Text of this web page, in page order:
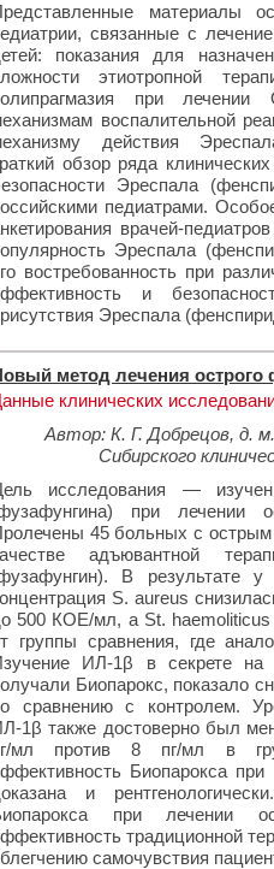
материалы
связанные с
показания для
этиотропной
при
воспалительной
действия
обзор ряда
Эреспала
педиатрами.
врачей-
Эреспала
востребованность при
и
Эреспала
метод лечения острого
клинических
Автор: К. Г. Добрецов, д.
Сибирского
исследования —
при лечении
45 больных с
адъювантной
В результате
S. aureus
500 КОЕ/мл, а St.
группы сравнения, где
ИЛ-1β в секрете
Биопарокс, показало
сравнению с контролем.
1β также достоверно был
мл против 8 пг/мл в
Биопарокса
и
при лечении
традиционной
самочувствия